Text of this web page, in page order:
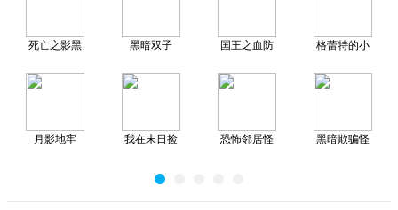
死亡之影黑
黑暗双子
国王之血防
格蕾特的小
月影地牢
我在末日捡
恐怖邻居怪
黑暗欺骗怪